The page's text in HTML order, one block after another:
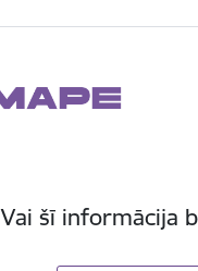
Vai šī informācija